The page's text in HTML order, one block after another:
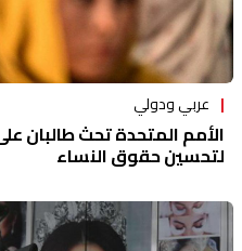
عربي ودولي
الأمم المتحدة تحث طالبان
لتحسين حقوق النساء